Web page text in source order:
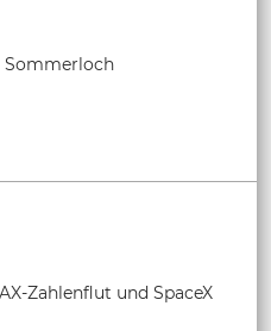
Sommerloch
Zahlenflut und SpaceX